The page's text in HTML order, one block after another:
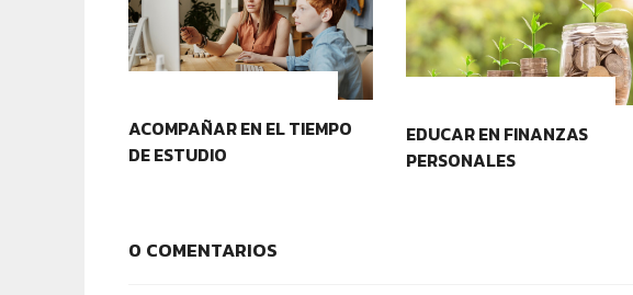
ACOMPAÑAR EN EL TIEMPO
DE ESTUDIO
EDUCAR EN FINANZAS
PERSONALES
0 COMENTARIOS